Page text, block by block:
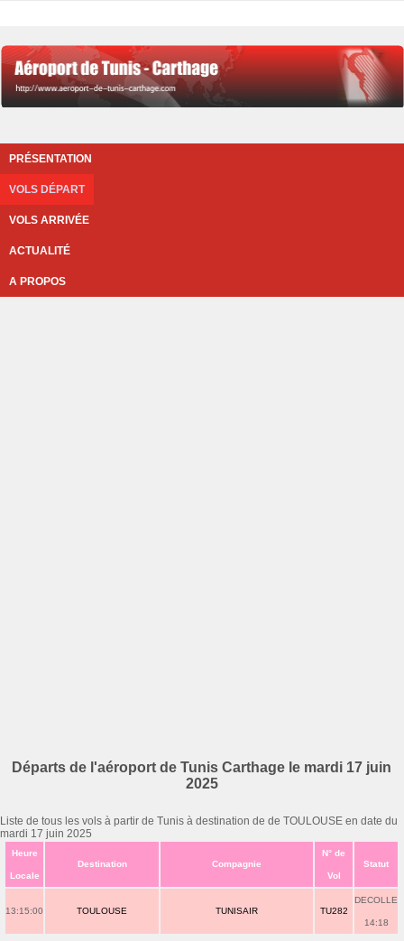
PRÉSENTATION
VOLS DÉPART
VOLS ARRIVÉE
ACTUALITÉ
A PROPOS
Départs de l'aéroport de Tunis Carthage le mardi 17 juin
2025
Liste de tous les vols à partir de Tunis à destination de de TOULOUSE en date du
mardi 17 juin 2025
Heure
Locale
Destination Compagnie
N° de
Vol
Statut
13:15:00 TOULOUSE TUNISAIR TU282
DECOLLE
14:18